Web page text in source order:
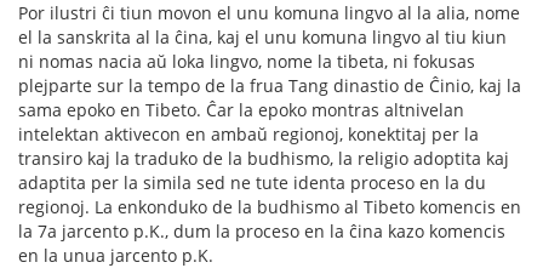
Por ilustri ĉi tiun movon el unu komuna lingvo al la alia, nome
el la sanskrita al la ĉina, kaj el unu komuna lingvo al tiu kiun
ni nomas nacia aŭ loka lingvo, nome la tibeta, ni fokusas
plejparte sur la tempo de la frua Tang dinastio de Ĉinio, kaj la
sama epoko en Tibeto. Ĉar la epoko montras altnivelan
intelektan aktivecon en ambaŭ regionoj, konektitaj per la
transiro kaj la traduko de la budhismo, la religio adoptita kaj
adaptita per la simila sed ne tute identa proceso en la du
regionoj. La enkonduko de la budhismo al Tibeto komencis en
la 7a jarcento p.K., dum la proceso en la ĉina kazo komencis
en la unua jarcento p.K.